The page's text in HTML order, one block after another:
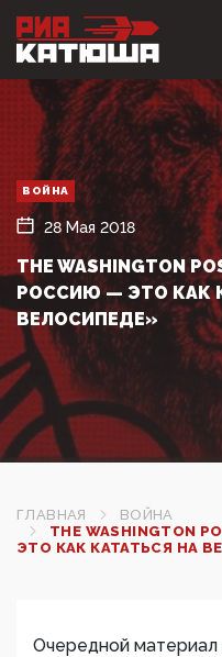
ВОЙНА
28 Мая 2018
THE WASHINGTON
РОССИЮ — ЭТО КАК
ВЕЛОСИПЕДЕ»
ГЛАВНАЯ
ВОЙНА
THE WASHINGTON
ЭТО КАК КАТАТЬСЯ НА
Очередной материал